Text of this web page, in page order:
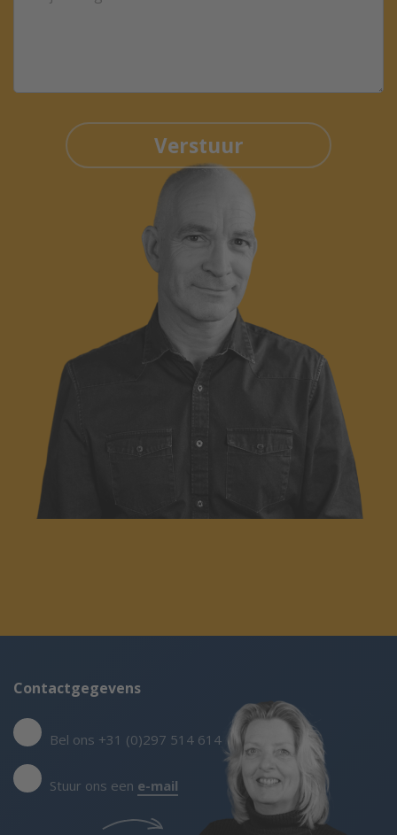
Verstuur
Contactgegevens
Bel ons +31 (0)297 514 614
Stuur ons een e-mail